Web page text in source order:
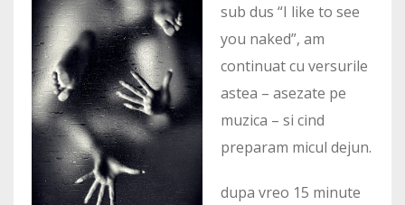
sub dus “I like to see
you naked”, am
continuat cu versurile
astea – asezate pe
muzica – si cind
preparam micul dejun.
dupa vreo 15 minute